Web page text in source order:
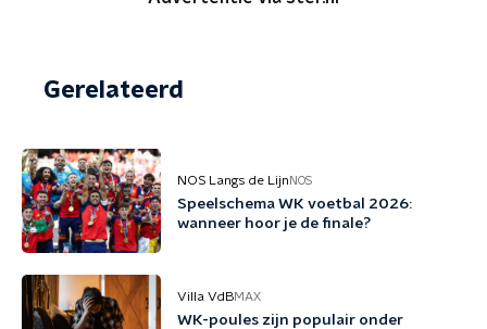
Gerelateerd
NOS Langs de Lijn NOS
Speelschema WK voetbal 2026:
wanneer hoor je de finale?
Villa VdBMAX
WK-poules zijn populair onder